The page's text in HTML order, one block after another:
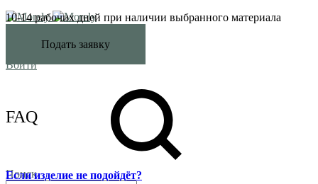
Войти
Поиск
10-14 рабочих дней при наличии выбранного материала
Подать заявку
FAQ
Если изделие не подойдёт?